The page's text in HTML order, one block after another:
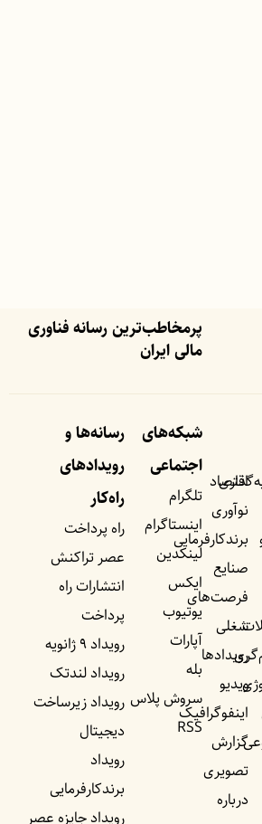
پرمخاطب‌ترین رسانه فناوری
مالی ایران
اقتصاد
نوآوری
برندکارفرمایی
صنایع
فرصت‌های
شغلی
رویداد‌ها
ویدیو
اینفوگرافیک
گزارش
تصویری
درباره
شبکه‌های
اجتماعی
تلگرام
اینستاگرام
لینکدین
ایکس
یوتیوب
آپارات
بله
سروش پلاس
RSS
رسانه‌ها و
رویداد‌های
راه‌کار
راه پرداخت
عصر تراکنش
انتشارات راه
پرداخت
رویداد ۹ ژانویه
رویداد لندتک
رویداد زیرساخت
دیجیتال
رویداد
برندکارفرمایی
رویداد جایزه عصر